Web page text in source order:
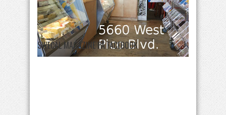
SWECAL MAGAZINE PÅ FACEBOOK